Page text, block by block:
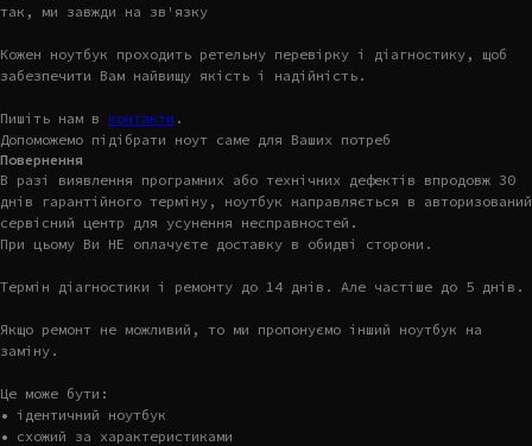
так, ми завжди на зв'язку
Кожен ноутбук проходить ретельну перевірку і діагностику, щоб
забезпечити Вам найвищу якість і надійність.
Пишіть нам в контакти .
Допоможемо підібрати ноут саме для Ваших потреб
Повернення
В разі виявлення програмних або технічних дефектів впродовж 30
днів гарантійного терміну, ноутбук направляється в авторизований
сервісний центр для усунення несправностей.
При цьому Ви НЕ оплачуєте доставку в обидві сторони.
Термін діагностики і ремонту до 14 днів. Але частіше до 5 днів.
Якщо ремонт не можливий, то ми пропонуємо інший ноутбук на
заміну.
Це може бути:
• ідентичний ноутбук
• схожий за характеристиками